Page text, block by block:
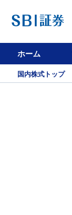
ホーム
国内株式トップ